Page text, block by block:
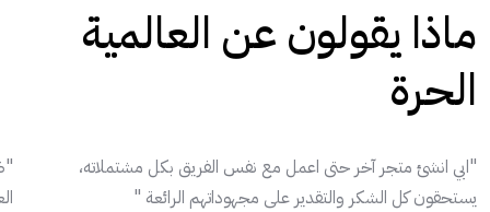
ماذا يقولون عن العالمية
الحرة
"ابي انشئ متجر آخر حتى اعمل مع نفس الفريق بكل مشتملاته،
يستحقون كل الشكر والتقدير على مجهوداتهم الرائعة "